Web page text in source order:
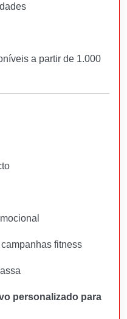
a partir de 1.000
fitness
personalizado para